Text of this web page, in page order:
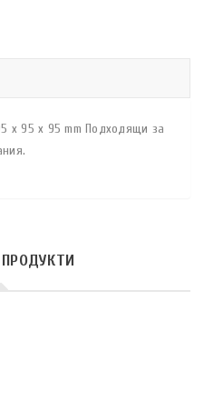
x 95 x 95 mm Подходящи за